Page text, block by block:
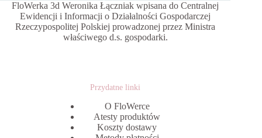
FloWerka 3d Weronika Łączniak wpisana do Centralnej
Ewidencji i Informacji o Działalności Gospodarczej
Rzeczypospolitej Polskiej prowadzonej przez Ministra
właściwego d.s. gospodarki.
Przydatne linki
O FloWerce
Atesty produktów
Koszty dostawy